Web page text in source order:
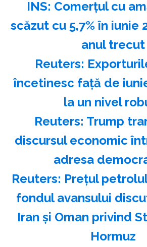
INS: Comerţul cu
scăzut cu 5,7% în iunie
anul trecut
Reuters:
încetinesc faţă de
la un nivel
Reuters: Trump
discursul economic
adresa
Reuters: Preţul
fondul avansului
Iran şi Oman privind
Hormuz